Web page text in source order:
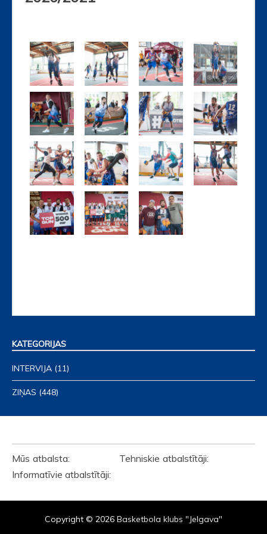
KATEGORIJAS
INTERVIJA (11)
ZIŅAS (448)
Mūs atbalsta: Tehniskie atbalstītāji:
Informatīvie atbalstītāji:
Copyright © 2026 Basketbola klubs "Jelgava"